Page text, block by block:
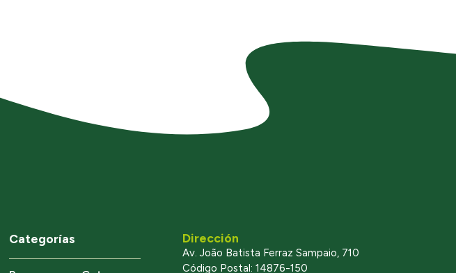
Categorías Dirección
Av. João Batista Ferraz Sampaio, 710
Código Postal: 14876-150